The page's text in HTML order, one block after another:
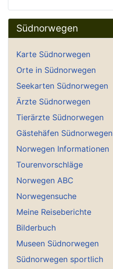
Südnorwegen
Karte Südnorwegen
Orte in Südnorwegen
Seekarten Südnorwegen
Ärzte Südnorwegen
Tierärzte Südnorwegen
Gästehäfen Südnorwegen
Norwegen Informationen
Tourenvorschläge
Norwegen ABC
Norwegensuche
Meine Reiseberichte
Bilderbuch
Museen Südnorwegen
Südnorwegen sportlich